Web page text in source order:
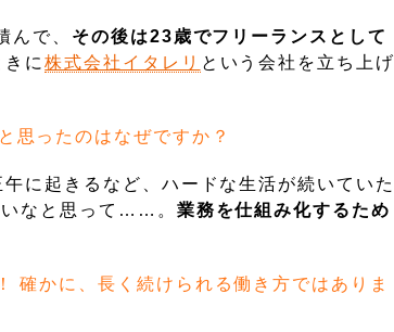
で、 その後は23歳でフリーランスとして
きに株式会社イタレリ という会社を立ち上げ
思ったのはなぜですか？
に起きるなど、ハードな生活が続いていた
いなと思って……。 業務を仕組み化するため
かに、長く続けられる働き方ではありま